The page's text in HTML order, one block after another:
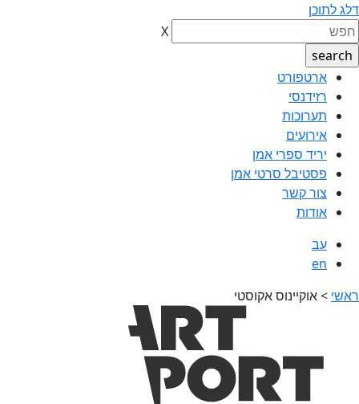
דלג לתוכן
X
ארטפורט
רזידנסי
תערוכות
אירועים
יריד ספרי אמן
פסטיבל סרטי אמן
צור קשר
אודות
עב
en
ראשי >אוקיינוס אקוסטי